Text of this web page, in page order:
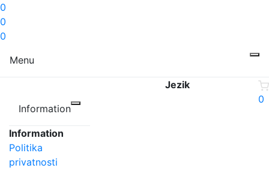
0
0
0
Menu
Information
Information
Politika
privatnosti
Jezik
0